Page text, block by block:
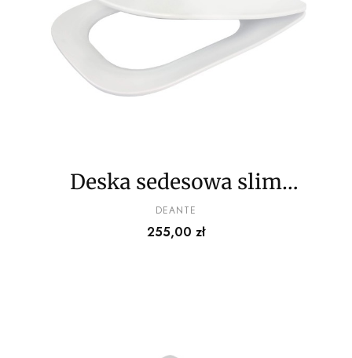
Deska sedesowa slim
wolnoopadająca
PRODUCENT
DEANTE
Cena
255,00 zł